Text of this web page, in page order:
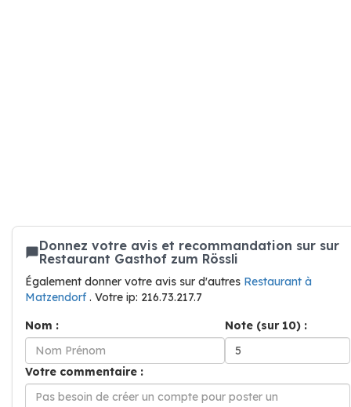
Donnez votre avis et recommandation sur sur
Restaurant Gasthof zum Rössli
Également donner votre avis sur d'autres Restaurant à
Matzendorf. Votre ip: 216.73.217.7
Nom :
Note (sur 10) :
Votre commentaire :